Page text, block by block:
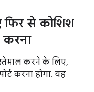
से कोशिश
करना
करने के लिए,
करना होगा. यह